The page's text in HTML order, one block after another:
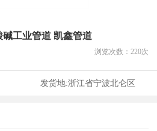
工业管道 凯鑫管道
浏览次数： 220次
发货地:浙江省宁波北仑区